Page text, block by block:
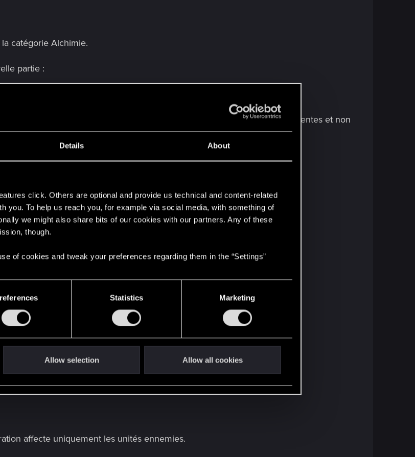
Details About
click. Others are optional and provide us technical and content-related
you. To help us reach you, for example via social media, with something of
we might also share bits of our cookies with our partners. Any of these
though.
of cookies and tweak your preferences regarding them in the “Settings”
Statistics Marketing
Allow selection Allow all cookies
catégorie Alchimie.
partie :
condition."
le fonctionnement de la capacité, qui cible 3 unités ennemies adjacentes et non
partie :
condition."
de bataille a été modifié comme suit :
Alchimie.
catégorie Alchimie.
de 3 à 4.
5.
affecte uniquement les unités ennemies.